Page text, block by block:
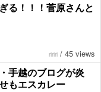
る！！！菅原さんと
ririri / 45 views
手越のブログが炎
もエスカレー